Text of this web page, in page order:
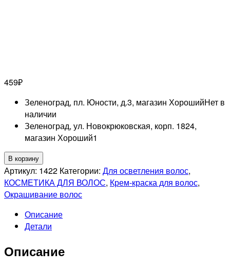
459₽
Зеленоград, пл. Юности, д.3, магазин ХорошийНет в
наличии
Зеленоград, ул. Новокрюковская, корп. 1824,
магазин Хороший1
Количество
товара
KAPOUS
PROFESSIONNEL
HYALURONIK
ACID
КРЕМ-
В корзину
Артикул: 1422 Категории: Для осветления волос,
КОСМЕТИКА ДЛЯ ВОЛОС, Крем-краска для волос,
Окрашивание волос
Описание
Детали
Описание